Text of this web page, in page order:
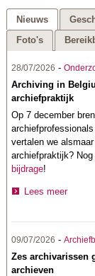
Nieuws
Foto's
28/07/2026 -
Archiving in
archiefpraktijk
Op 7 december
vertalen we
archiefpraktijk?
bijdrage!
Lees meer
09/07/2026 -
Zes archivarissen
archieven